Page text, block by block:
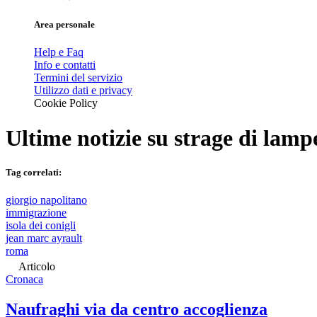
Area personale
Help e Faq
Info e contatti
Termini del servizio
Utilizzo dati e privacy
Cookie Policy
Ultime notizie su strage di
Tag correlati:
giorgio napolitano
immigrazione
isola dei conigli
jean marc ayrault
roma
Articolo
Cronaca
Naufraghi via da centro accoglienza